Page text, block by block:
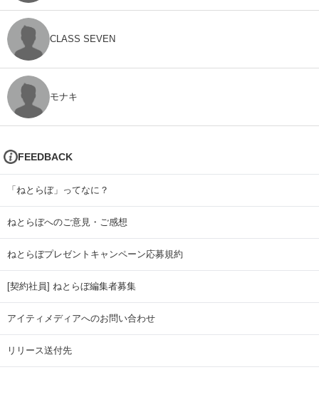
CLASS SEVEN
モナキ
FEEDBACK
「ねとらぼ」ってなに？
ねとらぼへのご意見・ご感想
ねとらぼプレゼントキャンペーン応募規約
[契約社員] ねとらぼ編集者募集
アイティメディアへのお問い合わせ
リリース送付先